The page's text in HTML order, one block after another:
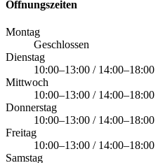
Öffnungszeiten
Montag
Geschlossen
Dienstag
10:00–13:00 / 14:00–18:00
Mittwoch
10:00–13:00 / 14:00–18:00
Donnerstag
10:00–13:00 / 14:00–18:00
Freitag
10:00–13:00 / 14:00–18:00
Samstag